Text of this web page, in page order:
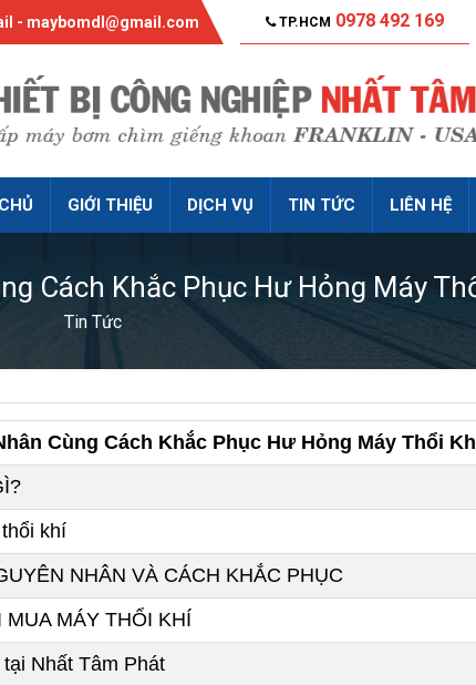
- maybomdl@gmail.com TP.HCM 0978 492 169
GIỚI THIỆU DỊCH VỤ TIN TỨC LIÊN HỆ
Cách Khắc Phục Hư Hỏng Máy
Tin Tức
Cùng Cách Khắc Phục Hư Hỏng Máy Thổi
khí
NHÂN VÀ CÁCH KHẮC PHỤC
MÁY THỔI KHÍ
Nhất Tâm Phát